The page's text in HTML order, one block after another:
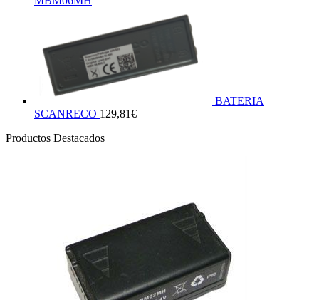
BATERIA
SCANRECO 129,81€
Productos Destacados